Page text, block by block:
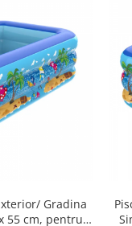
Gradina
55 cm, pentru